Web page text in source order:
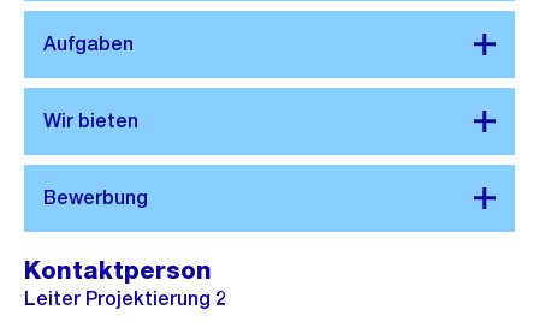
Kontaktperson
Leiter Projektierung 2